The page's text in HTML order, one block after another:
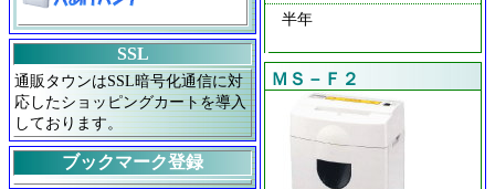
半年
ＭＳ－Ｆ２
SSL
通販タウンはSSL暗号化通信に対
応したショッピングカートを導入
しております。
ブックマーク登録